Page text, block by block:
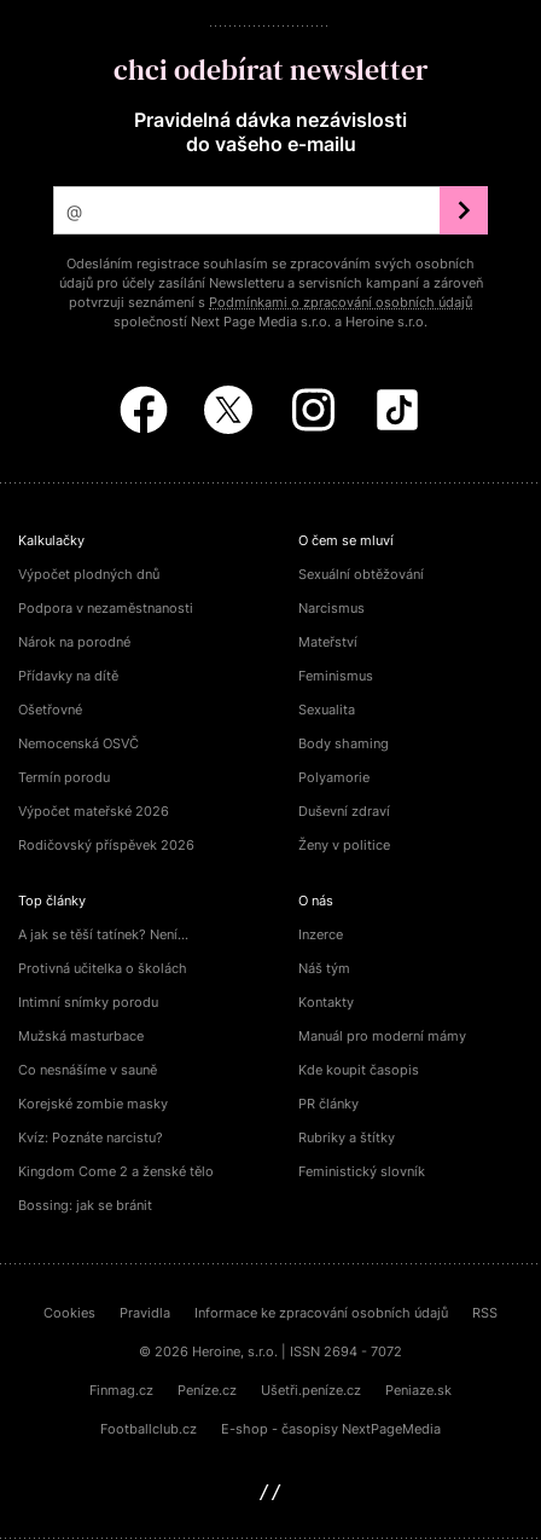
chci odebírat newsletter
Pravidelná dávka nezávislosti
do vašeho e‑mailu
Odesláním registrace souhlasím se zpracováním svých osobních
údajů pro účely zasílání Newsletteru a servisních kampaní a zároveň
potvrzuji seznámení s Podmínkami o zpracování osobních údajů
společností Next Page Media s.r.o. a Heroine s.r.o.
Kalkulačky
Výpočet plodných dnů
Podpora v nezaměstnanosti
Nárok na porodné
Přídavky na dítě
Ošetřovné
Nemocenská OSVČ
Termín porodu
Výpočet mateřské 2026
Rodičovský příspěvek 2026
Top články
A jak se těší tatínek? Není…
Protivná učitelka o školách
Intimní snímky porodu
Mužská masturbace
Co nesnášíme v sauně
Korejské zombie masky
Kvíz: Poznáte narcistu?
Kingdom Come 2 a ženské tělo
Bossing: jak se bránit
O čem se mluví
Sexuální obtěžování
Narcismus
Mateřství
Feminismus
Sexualita
Body shaming
Polyamorie
Duševní zdraví
Ženy v politice
O nás
Inzerce
Náš tým
Kontakty
Manuál pro moderní mámy
Kde koupit časopis
PR články
Rubriky a štítky
Feministický slovník
Cookies Pravidla Informace ke zpracování osobních údajů RSS
© 2026 Heroine, s.r.o. | ISSN 2694 - 7072
Finmag.cz Peníze.cz Ušetři.peníze.cz Peniaze.sk
Footballclub.cz E-shop - časopisy NextPageMedia